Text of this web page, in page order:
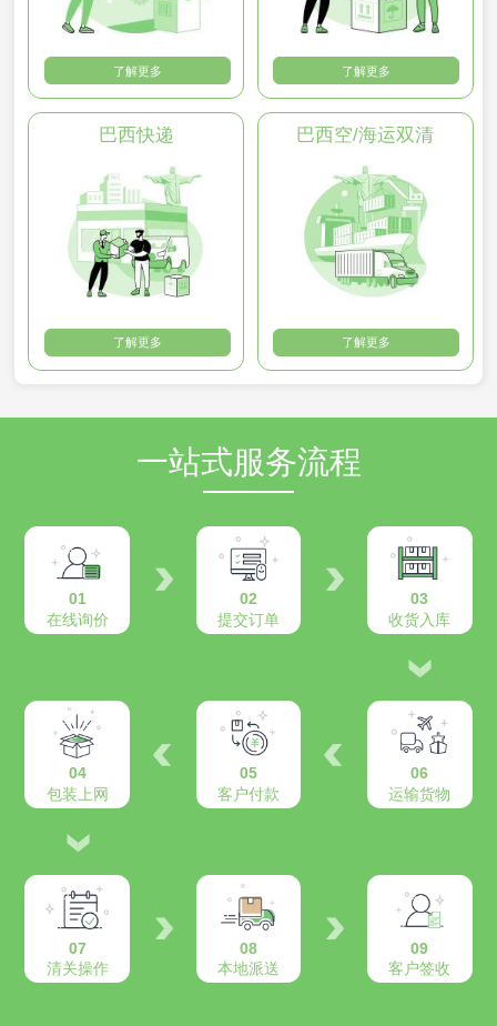
了解更多 了解更多
巴西快递
了解更多
巴西空/海运双清
了解更多
一站式服务流程
01
在线询价
02
提交订单
03
收货入库
04
包装上网
05
客户付款
06
运输货物
07
清关操作
08
本地派送
09
客户签收